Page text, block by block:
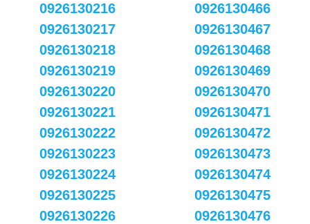
0926130216
0926130217
0926130218
0926130219
0926130220
0926130221
0926130222
0926130223
0926130224
0926130225
0926130226
0926130466
0926130467
0926130468
0926130469
0926130470
0926130471
0926130472
0926130473
0926130474
0926130475
0926130476